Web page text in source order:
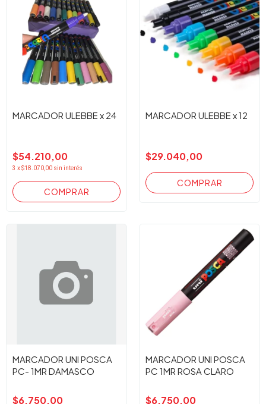
MARCADOR ULEBBE x 24
$54.210,00
3 x$18.070,00 sin interés
MARCADOR ULEBBE x 12
$29.040,00
MARCADOR UNI POSCA
PC- 1MR DAMASCO
$6.750,00
MARCADOR UNI POSCA
PC 1MR ROSA CLARO
$6.750,00